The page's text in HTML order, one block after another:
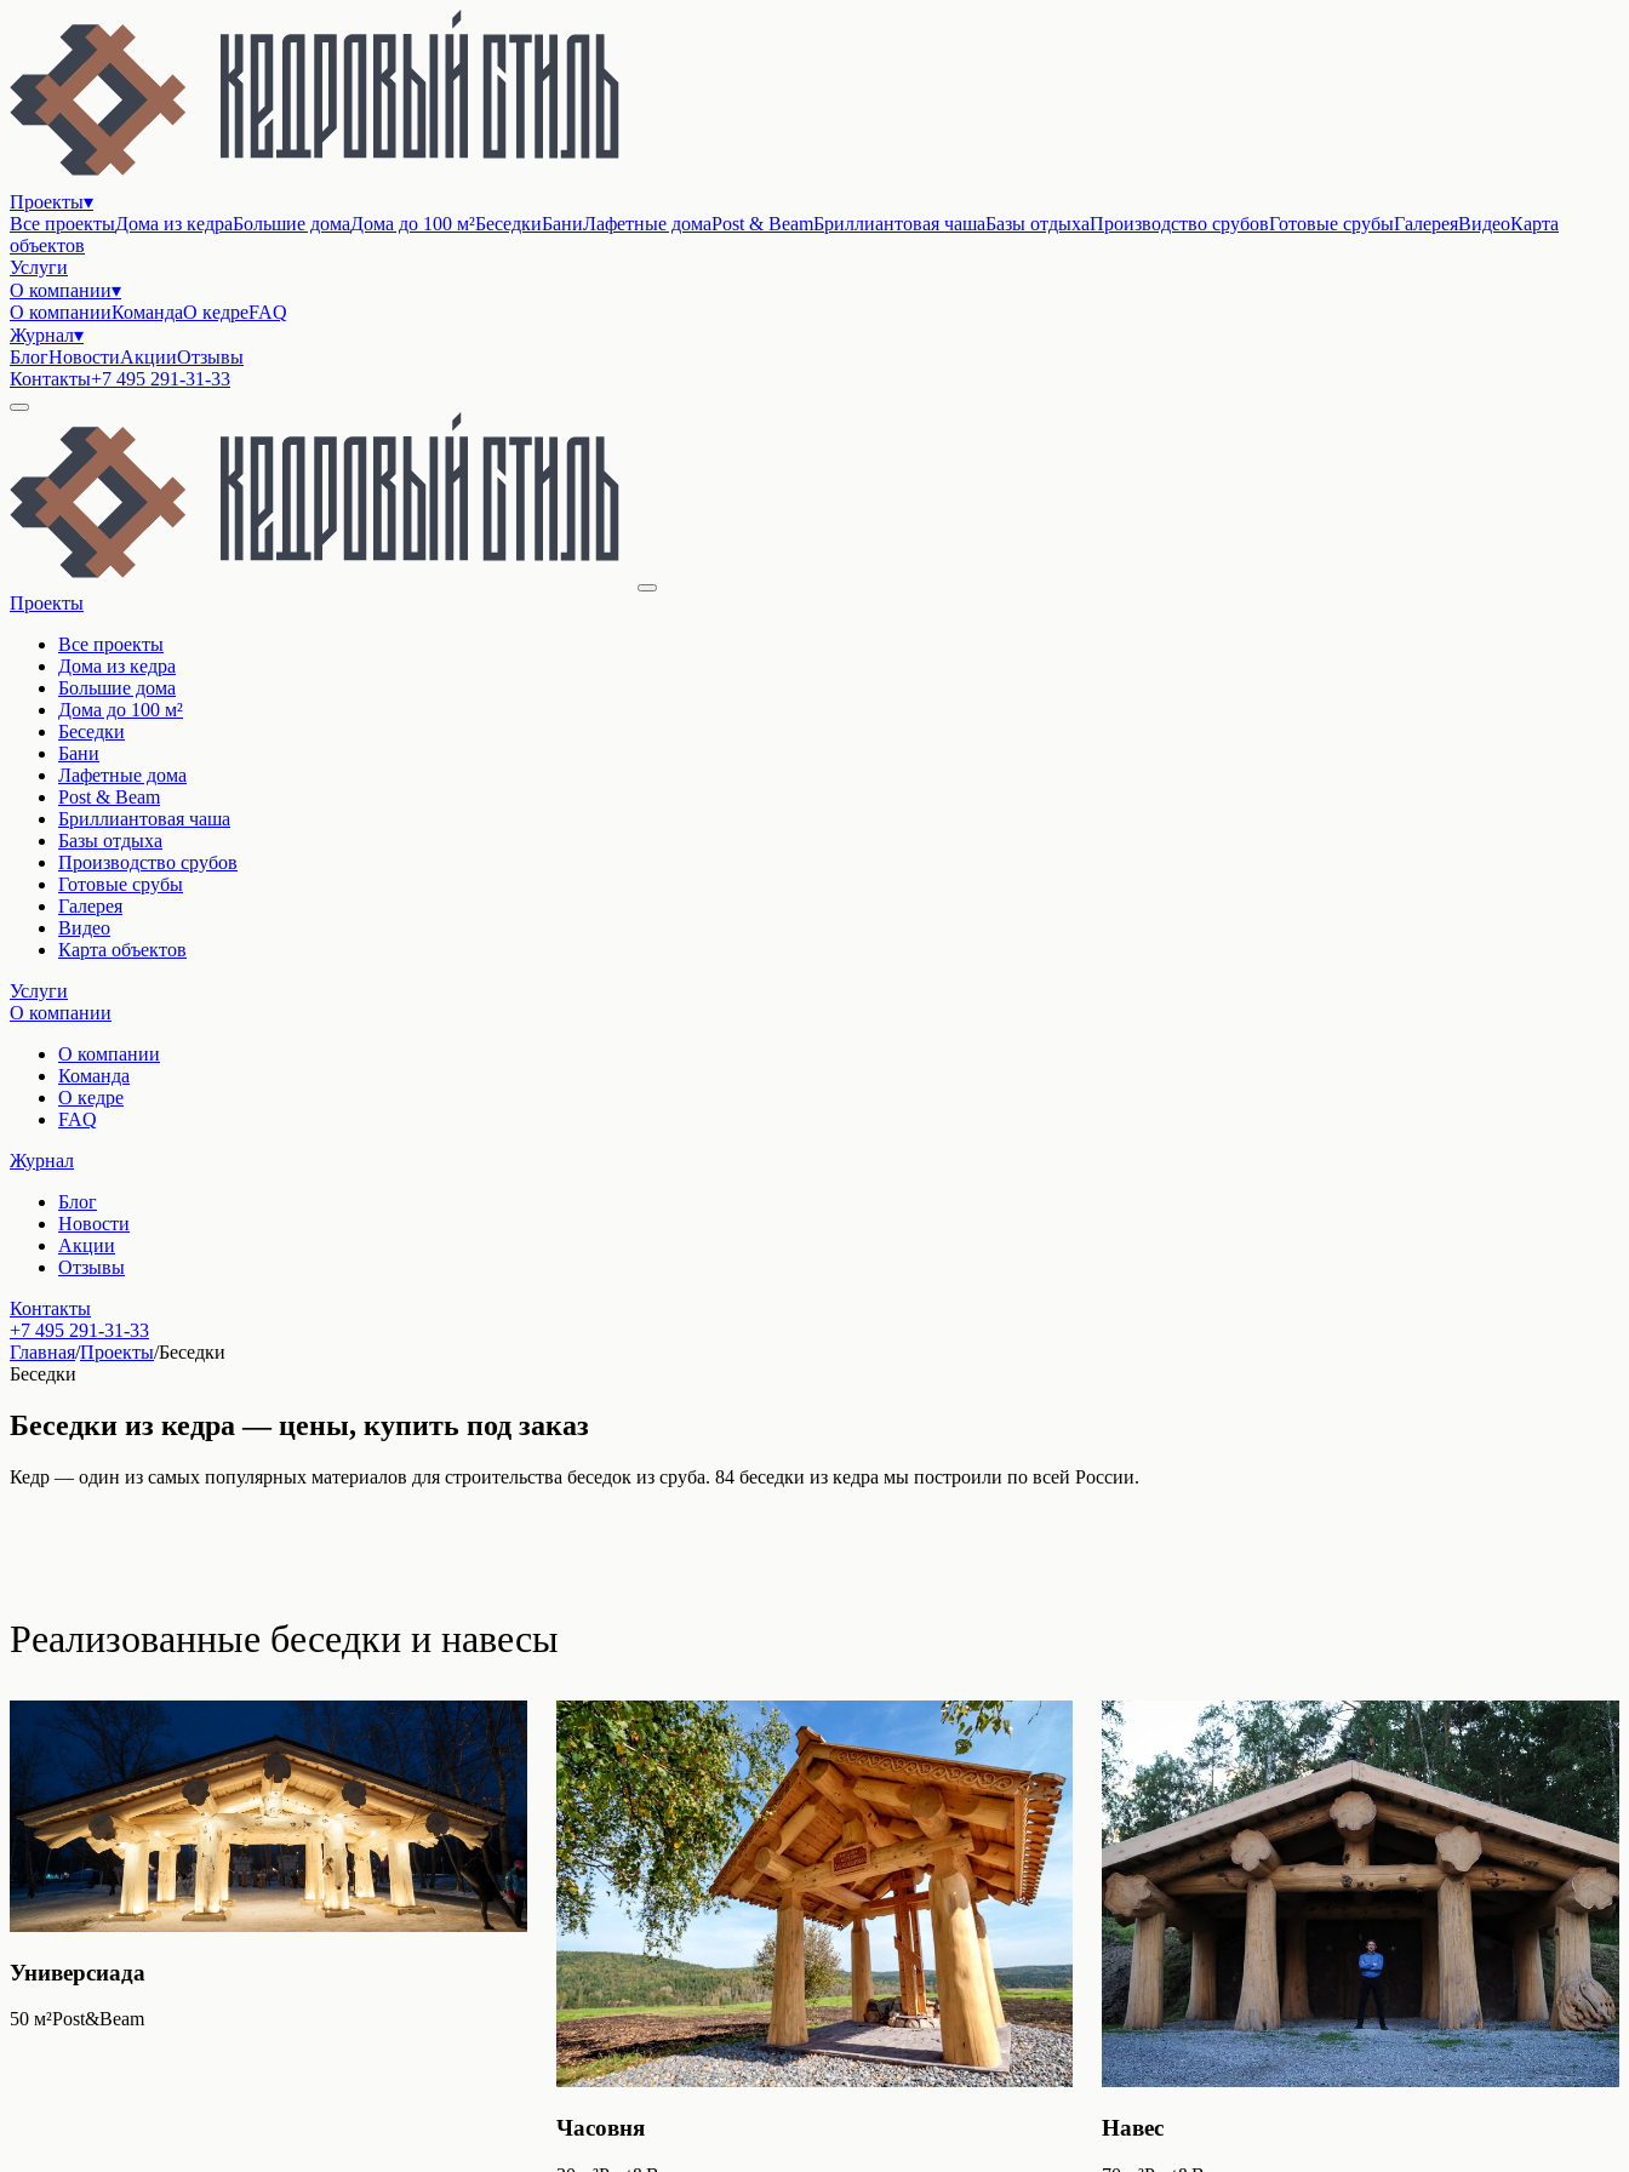
Проекты▾
Все проектыДома из кедраБольшие домаДома до 100 м²БеседкиБаниЛафетные домаPost & BeamБриллиантовая чашаБазы отдыхаПроизводство срубовГотовые срубыГалереяВидеоКарта
объектов
Услуги
О компании▾
О компанииКомандаО кедреFAQ
Журнал▾
БлогНовостиАкцииОтзывы
Контакты+7 495 291-31-33
Проекты
Все проекты
Дома из кедра
Большие дома
Дома до 100 м²
Беседки
Бани
Лафетные дома
Post & Beam
Бриллиантовая чаша
Базы отдыха
Производство срубов
Готовые срубы
Галерея
Видео
Карта объектов
Услуги
О компании
О компании
Команда
О кедре
FAQ
Журнал
Блог
Новости
Акции
Отзывы
Контакты
+7 495 291-31-33
Главная/Проекты/Беседки
Беседки
Беседки из кедра — цены, купить под заказ
Кедр — один из самых популярных материалов для строительства беседок из сруба. 84 беседки из кедра мы построили по всей России.
Реализованные беседки и навесы
Универсиада
50 м²Post&Beam
Часовня Навес